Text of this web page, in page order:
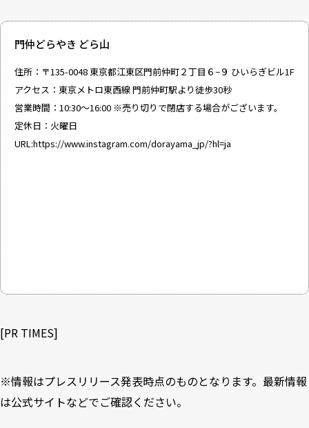
門仲どらやき どら山
住所：〒135-0048 東京都江東区門前仲町２丁目６−９ ひいらぎビル1F
アクセス：東京メトロ東西線 門前仲町駅より徒歩30秒
営業時間：10:30～16:00 ※売り切りで閉店する場合がございます。
定休日：火曜日
URL:https://www.instagram.com/dorayama_jp/?hl=ja
[PR TIMES]
※情報はプレスリリース発表時点のものとなります。最新情報
は公式サイトなどでご確認ください。